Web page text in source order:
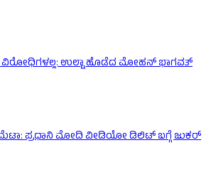
ಉಲ್ಟಾ ಹೊಡೆದ ಮೋಹನ್ ಭಾಗವತ್
ಪ್ರಧಾನಿ ಮೋದಿ ವೀಡಿಯೋ ಡಿಲಿಟ್ ಬಗ್ಗೆ ಜುಕರ್